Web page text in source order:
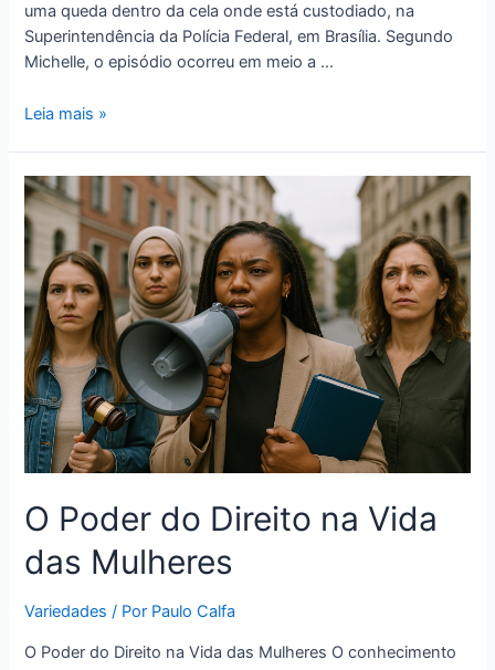
uma queda dentro da cela onde está custodiado, na
Superintendência da Polícia Federal, em Brasília. Segundo
Michelle, o episódio ocorreu em meio a …
Leia mais »
O Poder do Direito na Vida
das Mulheres
Variedades / Por Paulo Calfa
O Poder do Direito na Vida das Mulheres O conhecimento